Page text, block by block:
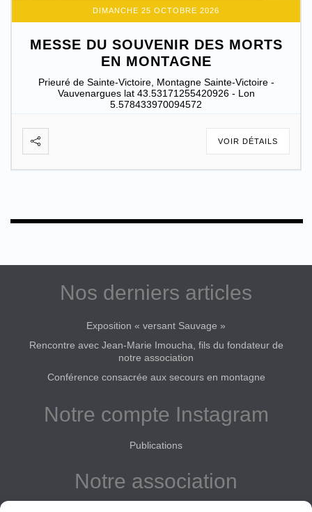
DIMANCHE 25 OCTOBRE 2026
MESSE DU SOUVENIR DES MORTS
EN MONTAGNE
Prieuré de Sainte-Victoire, Montagne Sainte-Victoire -
Vauvenargues lat 43.53171255420926 - Lon
5.578433970094572
VOIR DÉTAILS
Nos derniers articles
Exposition « versant Sauvage »
Rencontre avec Jean-Marie Imoucha, fils du fondateur de
notre association
Conférence consacrée aux secours en montagne
Notre compte Instagram
Publications
Notre association